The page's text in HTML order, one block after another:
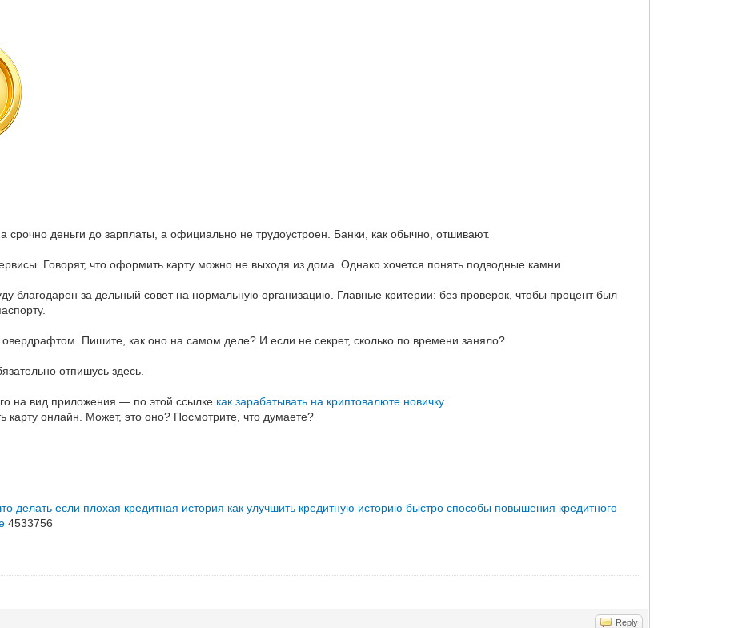
деньги до зарплаты, а официально не трудоустроен. Банки, как обычно, отшивают.
Говорят, что оформить карту можно не выходя из дома. Однако хочется понять подводные камни.
благодарен за дельный совет на нормальную организацию. Главные критерии: без проверок, чтобы процент был
Пишите, как оно на самом деле? И если не секрет, сколько по времени заняло?
отпишусь здесь.
на вид приложения — по этой ссылке как зарабатывать на криптовалюте новичку
карту онлайн. Может, это оно? Посмотрите, что думаете?
делать если плохая кредитная история как улучшить кредитную историю быстро способы повышения кредитного
4533756
Reply